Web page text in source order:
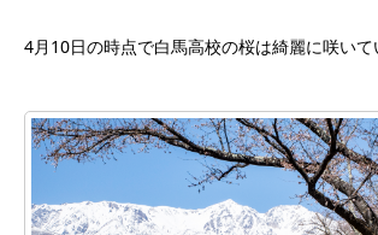
4月10日の時点で白馬高校の桜は綺麗に咲いて